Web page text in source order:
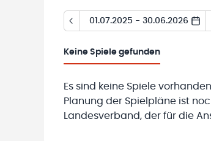
01.07.2025 - 30.06.2026
Keine Spiele gefunden
Es sind keine Spiele
Planung der Spielpläne ist
Landesverband, der für die